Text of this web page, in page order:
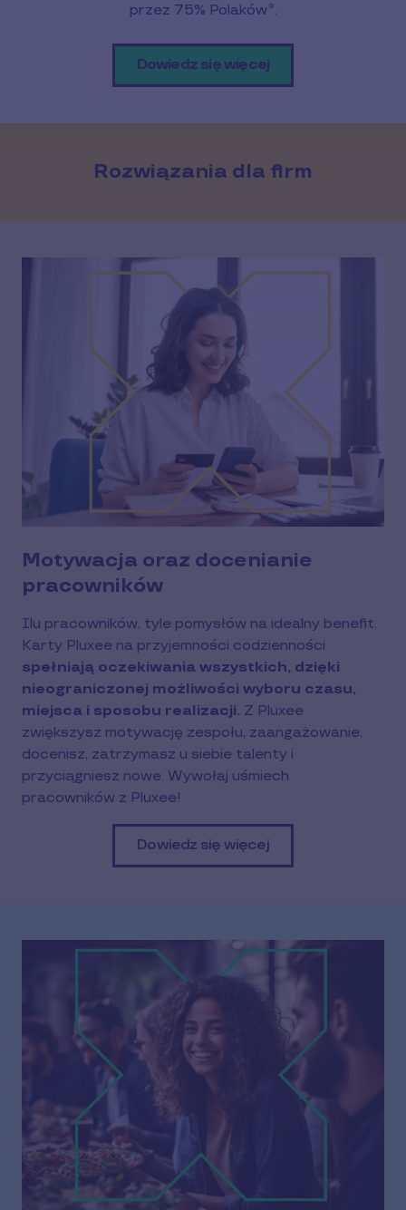
przez 75% Polaków*.
Dowiedz się więcej
Rozwiązania dla firm
Motywacja oraz docenianie
pracowników
Ilu pracowników, tyle pomysłów na idealny benefit.
Karty Pluxee na przyjemności codzienności
spełniają oczekiwania wszystkich, dzięki
nieograniczonej możliwości wyboru czasu,
miejsca i sposobu realizacji. Z Pluxee
zwiększysz motywację zespołu, zaangażowanie,
docenisz, zatrzymasz u siebie talenty i
przyciągniesz nowe. Wywołaj uśmiech
pracowników z Pluxee!
Dowiedz się więcej